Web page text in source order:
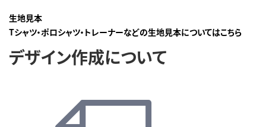
生地見本
Tシャツ・ポロシャツ・トレーナーなどの生地見本についてはこちら
デザイン作成について